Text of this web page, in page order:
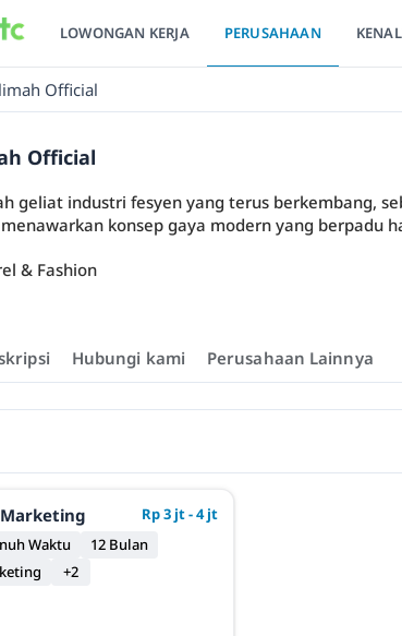
LOWONGAN KERJA PERUSAHAAN
Official
Official
geliat industri fesyen yang terus berkembang,
konsep gaya modern yang berpadu
& Fashion
Hubungi kami Perusahaan Lainnya
Marketing
Rp 3 jt - 4 jt
Waktu
12 Bulan
+2